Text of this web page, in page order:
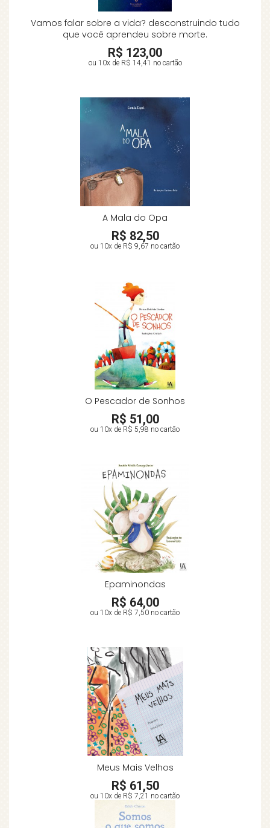
Vamos falar sobre a vida? desconstruindo tudo
que você aprendeu sobre morte.
R$ 123,00
ou 10x de R$ 14,41 no cartão
A Mala do Opa
R$ 82,50
ou 10x de R$ 9,67 no cartão
O Pescador de Sonhos
R$ 51,00
ou 10x de R$ 5,98 no cartão
Epaminondas
R$ 64,00
ou 10x de R$ 7,50 no cartão
Meus Mais Velhos
R$ 61,50
ou 10x de R$ 7,21 no cartão